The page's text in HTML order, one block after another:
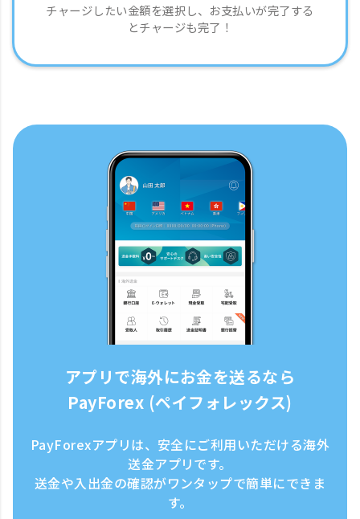
チャージしたい金額を選択し、お支払いが完了する
とチャージも完了！
アプリで海外にお金を送るなら
PayForex (ペイフォレックス)
PayForexアプリは、安全にご利用いただける海外
送金アプリです。
送金や入出金の確認がワンタップで簡単にできま
す。